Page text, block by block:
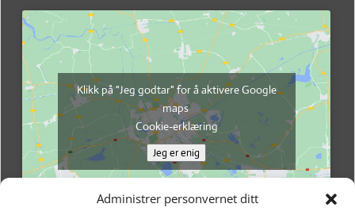
Administrer personvernet ditt
Klikk på "Jeg godtar" for å aktivere Google
maps
Cookie-erklæring
Jeg er enig